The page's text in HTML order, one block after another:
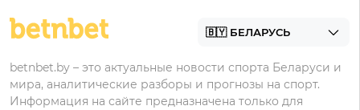
Бонусы Бетера
Бонусы Винлайн
Марафонбет
betnbet.by – это актуальные новости спорта Беларуси и
мира, аналитические разборы и прогнозы на спорт.
Информация на сайте предназначена только для